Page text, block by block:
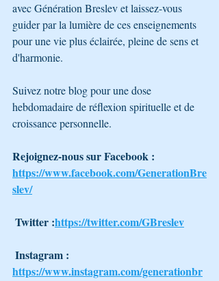
avec Génération Breslev et laissez-vous
guider par la lumière de ces enseignements
pour une vie plus éclairée, pleine de sens et
d'harmonie.
Suivez notre blog pour une dose
hebdomadaire de réflexion spirituelle et de
croissance personnelle.
Rejoignez-nous sur Facebook :
https://www.facebook.com/GenerationBre
slev/
Twitter :https://twitter.com/GBreslev
Instagram :
https://www.instagram.com/generationbr